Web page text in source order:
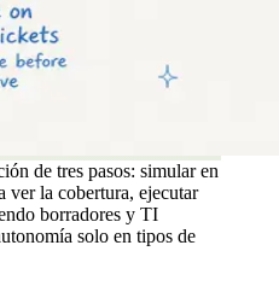
de tres pasos: simular en
ver la cobertura, ejecutar
borradores y TI
solo en tipos de